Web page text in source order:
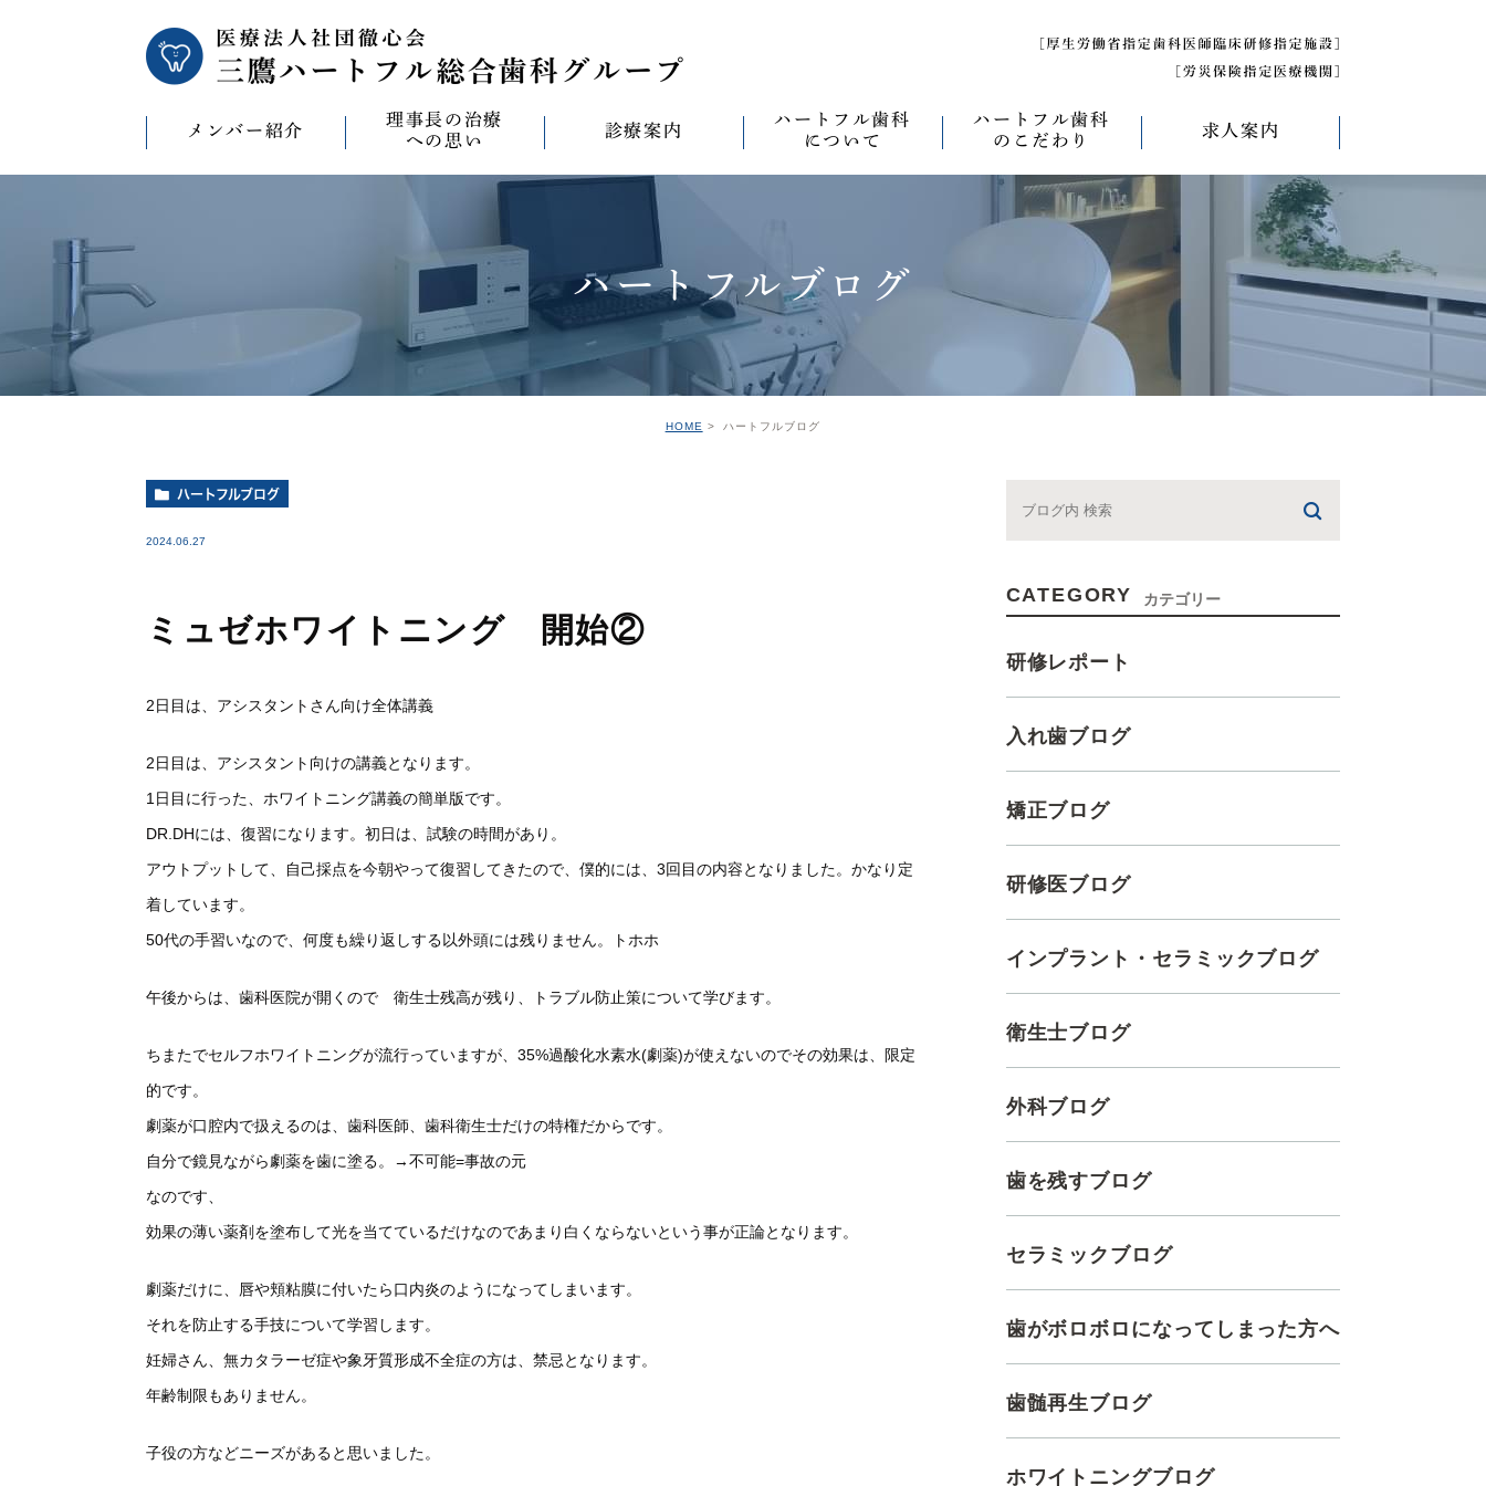
メンバー紹介
理事長の治療
への思い
CAD/CAM（オールセラミック治
療）への思い
バイコンインプラントへの思い
マウスピース型矯正装置（イン
ビザライン）への思い
診療案内
診療案内一覧
セラミック治療 ワンデイジルコニア治療
無菌化根管治療 予防・メンテナンス
インプラント オールオン4
ハートフル歯科
について
ハートフルの治療
院内設備
ハートフル歯科
グループ院の案内
ハートフル歯科
のこだわり
なるべく痛くない治療
なるべく削らない治療
なるべく抜かない治療
なるべく短期間の治療
滅菌管理について
求人案内
求人募集について
研修医募集
ハートフルブログ
HOME ハートフルブログ
ハートフルブログ
2024.06.27
ミュゼホワイトニング 開始②
2日目は、アシスタントさん向け全体講義
2日目は、アシスタント向けの講義となります。
1日目に行った、 ホワイトニング講義の簡単版です。
DR.DHには、復習になります。初日は、試験の時間があり。
アウトプットして、自己採点を今朝やって復習してきたので、僕的には、3回目の内容となりました。かなり定
着しています。
50代の手習いなので、何度も繰り返しする以外頭には残りません。トホホ
午後からは、歯科医院が開くので 衛生士残高が残り、トラブル防止策について学びます。
ちまたでセルフホワイトニングが流行っていますが、35%過酸化水素水(劇薬)が使えないのでその効果は、限定
的です。
劇薬が口腔内で扱えるのは、歯科医師、歯科衛生士だけの特権だからです。
自分で鏡見ながら劇薬を歯に塗る。→不可能=事故の元
なのです、
効果の薄い薬剤を塗布して光を当てているだけなのであまり白くならないという事が正論となります。
劇薬だけに、唇や頬粘膜に付いたら口内炎のようになってしまいます。
それを防止する手技について学習します。
妊婦さん、無カタラーゼ症や象牙質形成不全症の方は、禁忌となり ます。
年齢制限もありません。
子役の方などニーズがあると思いました。
CATEGORY カテゴリー
研修レポート
入れ歯ブログ
矯正ブログ
研修医ブログ
インプラント・セラミックブログ
衛生士ブログ
外科ブログ
歯を残すブログ
セラミックブログ
歯がボロボロになってしまった方へ
歯髄再生ブログ
ホワイトニングブログ